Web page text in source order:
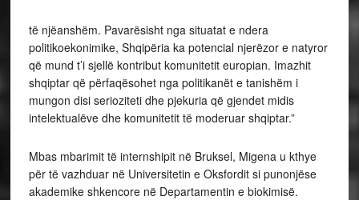
të njëanshëm. Pavarësisht nga situatat e ndera
politikoekonimike, Shqipëria ka potencial njerëzor e natyror
që mund t’i sjellë kontribut komunitetit europian. Imazhit
shqiptar që përfaqësohet nga politikanët e tanishëm i
mungon disi serioziteti dhe pjekuria që gjendet midis
intelektualëve dhe komunitetit të moderuar shqiptar.”
Mbas mbarimit të internshipit në Bruksel, Migena u kthye
për të vazhduar në Universitetin e Oksfordit si punonjëse
akademike shkencore në Departamentin e biokimisë.